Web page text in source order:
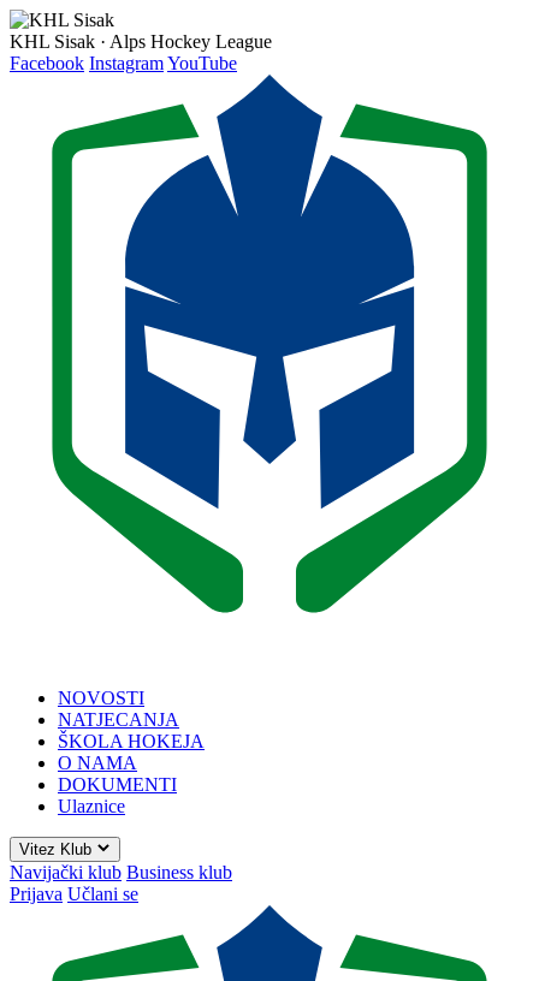
KHL Sisak · Alps Hockey League
Facebook InstagramYouTube
NOVOSTI
NATJECANJA
ŠKOLA HOKEJA
O NAMA
DOKUMENTI
Ulaznice
Vitez Klub
Navijački klub Business klub
Prijava Učlani se